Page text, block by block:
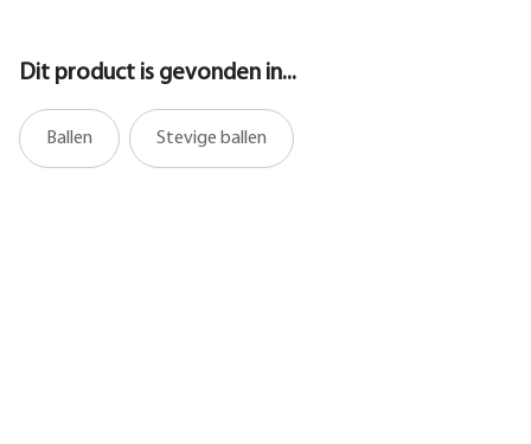
Dit product is gevonden in...
Ballen Stevige ballen